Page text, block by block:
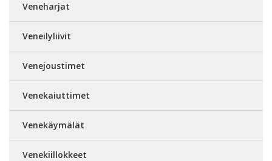
Veneharjat
Veneilyliivit
Venejoustimet
Venekaiuttimet
Venekäymälät
Venekiillokkeet